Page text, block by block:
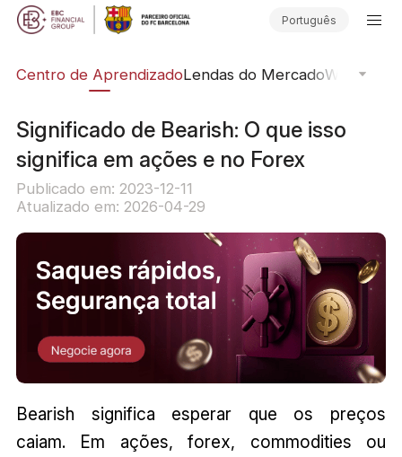
Português
Centro de AprendizadoLendas do MercadoWebinars
Significado de Bearish: O que isso
significa em ações e no Forex
Publicado em: 2023-12-11
Atualizado em: 2026-04-29
Bearish significa esperar que os preços
caiam. Em ações, forex, commodities ou